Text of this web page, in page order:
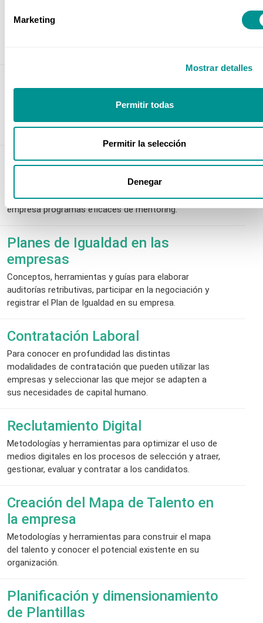
Marketing
Mostrar detalles
Permitir todas
Permitir la selección
Denegar
Para conocer los aspectos más relevantes del
reclutamiento y selección por competencias.
La gestión del Talento interno a
través del Mentoring
Conceptos y herramientas para diseñar y aplicar en la
empresa programas eficaces de mentoring.
Planes de Igualdad en las
empresas
Conceptos, herramientas y guías para elaborar
auditorías retributivas, participar en la negociación y
registrar el Plan de Igualdad en su empresa.
Contratación Laboral
Para conocer en profundidad las distintas
modalidades de contratación que pueden utilizar las
empresas y seleccionar las que mejor se adapten a
sus necesidades de capital humano.
Reclutamiento Digital
Metodologías y herramientas para optimizar el uso de
medios digitales en los procesos de selección y atraer,
gestionar, evaluar y contratar a los candidatos.
Creación del Mapa de Talento en
la empresa
Metodologías y herramientas para construir el mapa
del talento y conocer el potencial existente en su
organización.
Planificación y dimensionamiento
de Plantillas